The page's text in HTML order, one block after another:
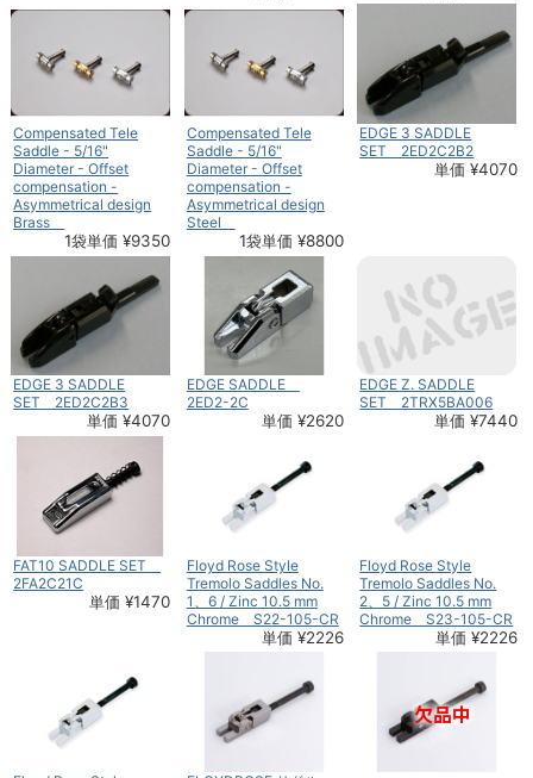
Compensated Tele
Saddle - 5/16"
Diameter - Offset
compensation -
Asymmetrical design
Brass
1袋単価 ¥9350
Compensated Tele
Saddle - 5/16"
Diameter - Offset
compensation -
Asymmetrical design
Steel
1袋単価 ¥8800
EDGE 3 SADDLE
SET 2ED2C2B2
単価 ¥4070
EDGE 3 SADDLE
SET 2ED2C2B3
単価 ¥4070
EDGE SADDLE
2ED2-2C
単価 ¥2620
EDGE Z. SADDLE
SET 2TRX5BA006
単価 ¥7440
FAT10 SADDLE SET
2FA2C21C
単価 ¥1470
Floyd Rose Style
Tremolo Saddles No.
1、6 / Zinc 10.5 mm
Chrome S22-105-CR
単価 ¥2226
Floyd Rose Style
Tremolo Saddles No.
2、5 / Zinc 10.5 mm
Chrome S23-105-CR
単価 ¥2226